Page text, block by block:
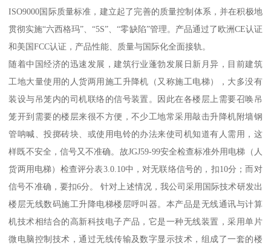
ISO9000国际质量标准，建立起了完善的质量控制体系，并在积极地
贯彻实施“六西格玛”、“5S”、“零缺陷”管理。产品通过了欧洲CE认证
和美国FCC认证，产品性能、质量与国际化全面接轨。
随着中国经济的迅速发展，建筑行业蓬勃发展日新月异，目前建筑
工地大量使用的人货两用施工升降机（又称施工电梯），大多没有
装设与吊笼内的司机联络的信号装置。因此在各楼层上需要召唤吊
笼开到需要的楼层来很不方便，不少工地常采用敲击升降机附墙钢
管呐喊、投掷砖块、或使用电铃的办法来使司机知道有人需用，这
样既不安全，信号又不准确。故JGJ59-99安全检查标准外用电梯（人
货两用电梯）检查评分表3.0.10中，对无联络信号的，扣10分；而对
信号不准确，要扣6分。 针对上述情况，我公司采用国际技术研发出
楼层无线数码施工升降电梯楼层呼叫器。本产品是无线通讯与计算
机技术相结合的高新科技电子产品，它是一种无线装置，采用单片
微电脑控制技术，通过无线传输及数字显示技术，组成了一套的楼